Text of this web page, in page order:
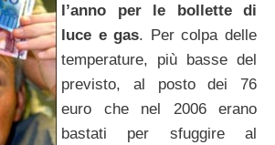
l’anno per le bollette di
luce e gas. Per colpa delle
temperature, più basse del
previsto, al posto dei 76
euro che nel 2006 erano
bastati per sfuggire al